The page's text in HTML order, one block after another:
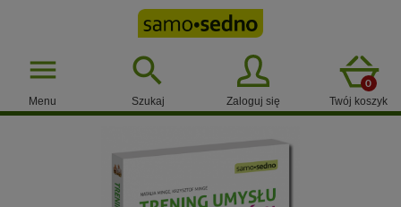

Szukaj Zaloguj się
0
Twój koszyk
menu
Menu